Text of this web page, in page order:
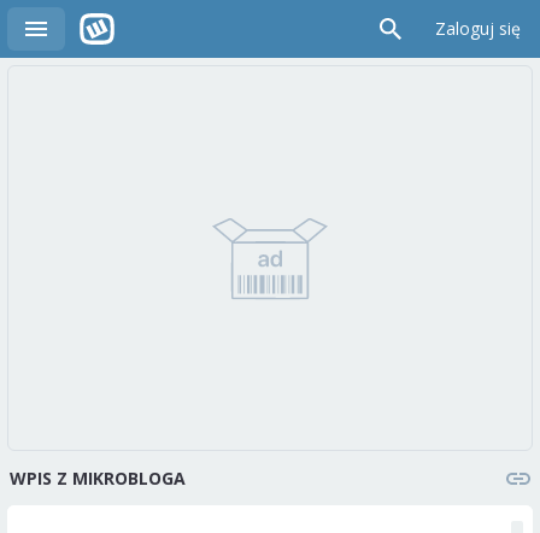
Zaloguj się
WPIS Z MIKROBLOGA